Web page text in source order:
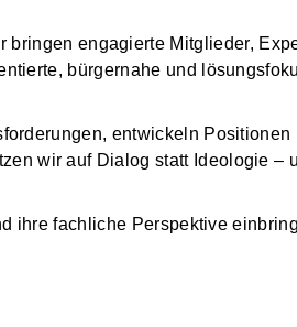
engagierte Mitglieder,
bürgernahe und
entwickeln Positionen
wir auf Dialog statt Ideologie –
ihre fachliche Perspektive